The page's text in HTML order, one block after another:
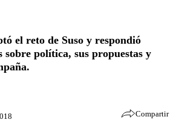
el reto de Suso y respondió
sobre política, sus propuestas y
Compartir